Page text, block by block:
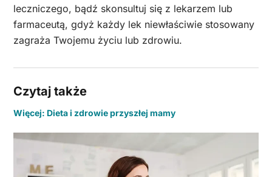
leczniczego, bądź skonsultuj się z lekarzem lub
farmaceutą, gdyż każdy lek niewłaściwie stosowany
zagraża Twojemu życiu lub zdrowiu.
Czytaj także
Więcej: Dieta i zdrowie przyszłej mamy